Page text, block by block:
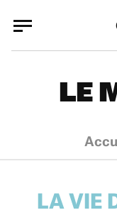
LE
LA VIE